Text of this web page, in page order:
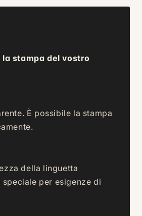
stampa del vostro
È possibile la stampa
della linguetta
per esigenze di